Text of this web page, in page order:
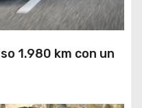
1.980 km con un